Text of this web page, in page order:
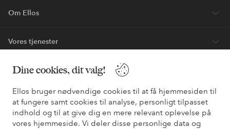
Dine cookies, dit valg!
Ellos bruger nødvendige cookies til at få hjemmesiden til
at fungere samt cookies til analyse, personligt tilpasset
indhold og til at give dig en mere relevant oplevelse på
vores hjemmeside. Vi deler disse personlige data og
Om Ellos
Vores tjenester
Vilkår
Venner